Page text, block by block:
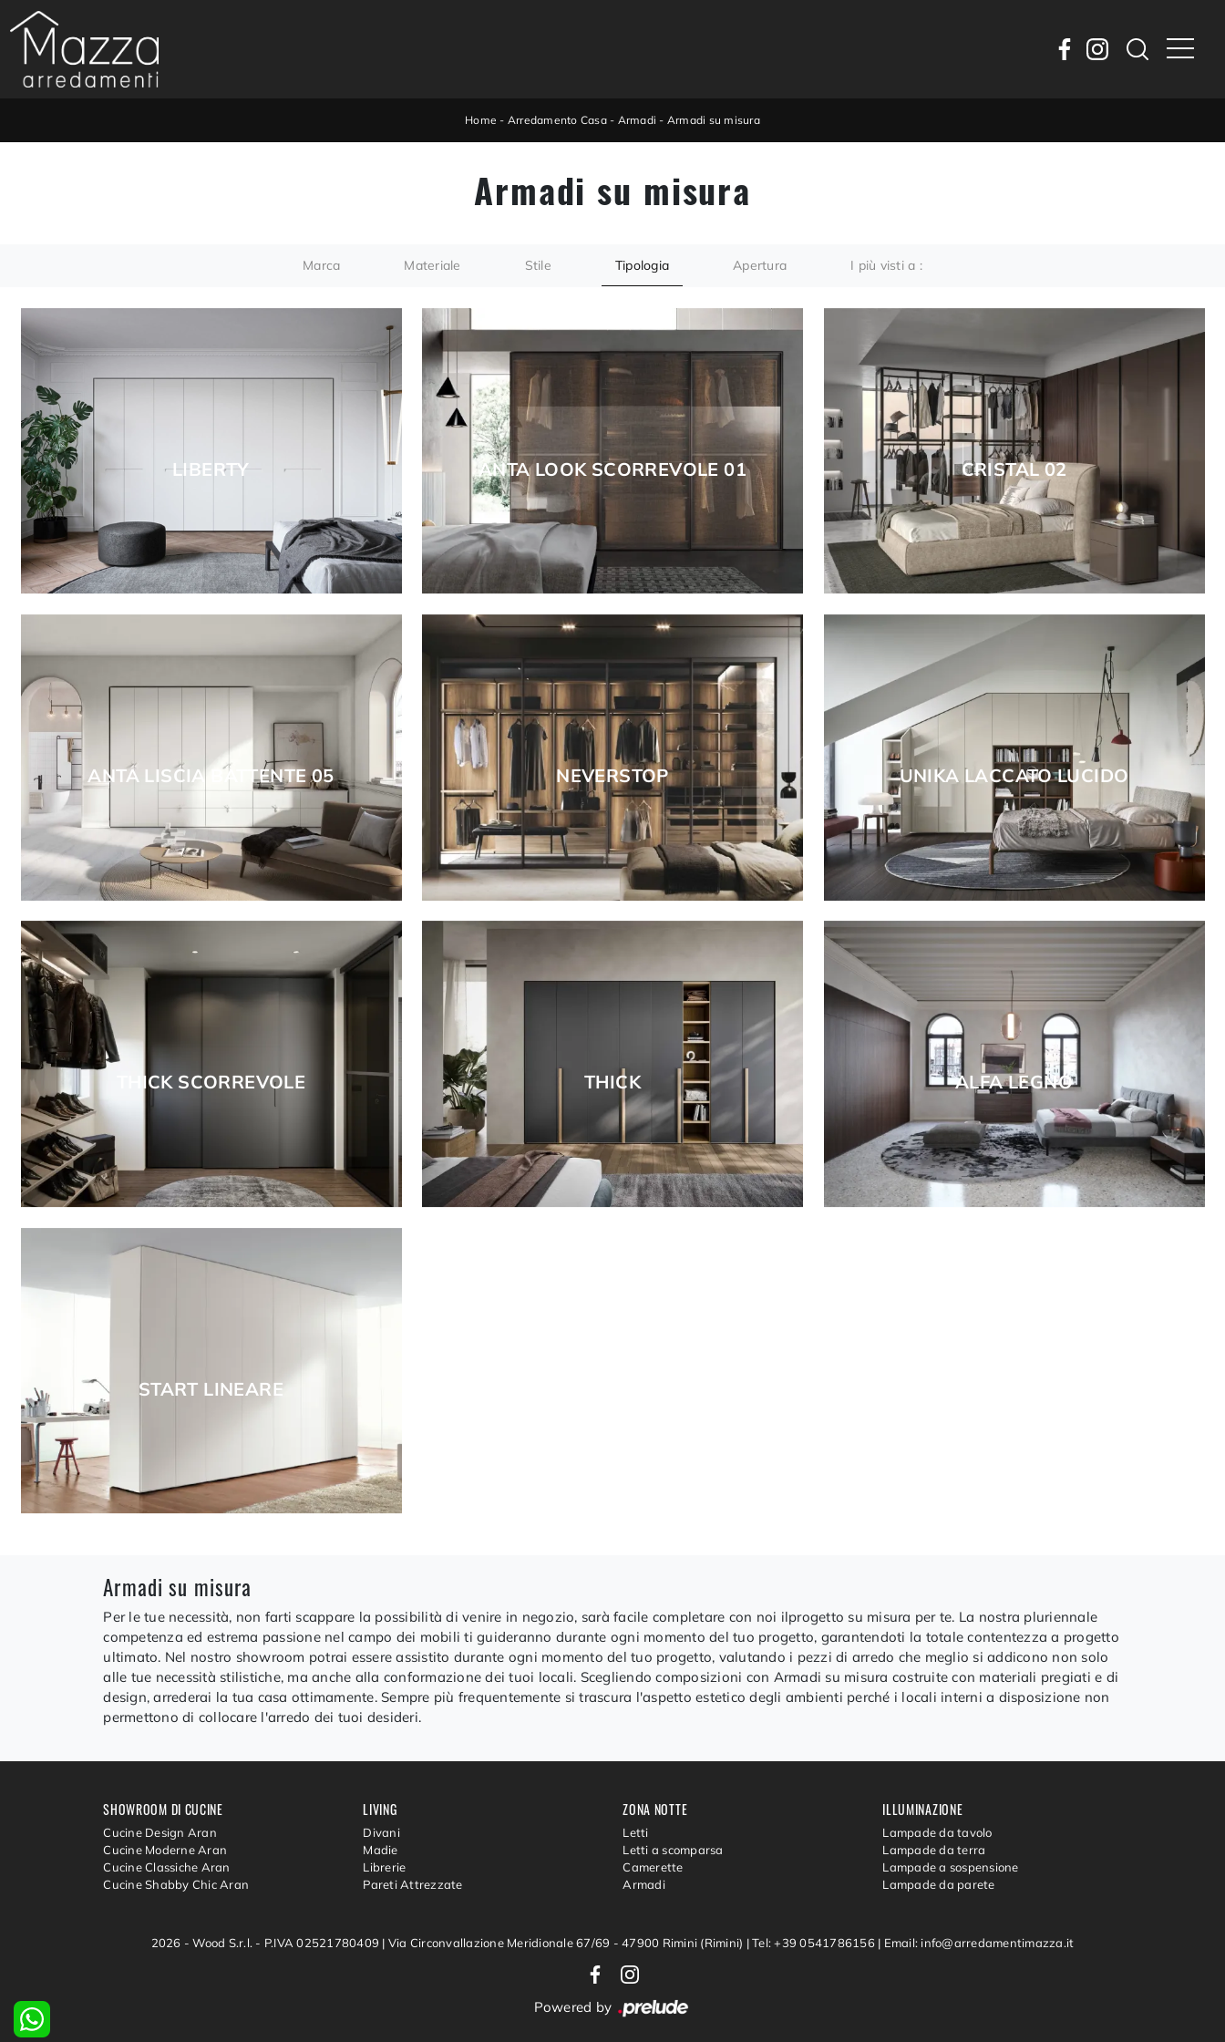
Home - Arredamento Casa- Armadi - Armadi su misura
Armadi su misura
Marca Materiale Stile Tipologia Apertura I più visti a :
LIBERTY ANTA LOOK SCORREVOLE 01 CRISTAL 02
ANTA LISCIA BATTENTE 05 NEVERSTOP UNIKA LACCATO LUCIDO
THICK SCORREVOLE THICK ALFA LEGNO
START LINEARE
Armadi su misura
Per le tue necessità, non farti scappare la possibilità di venire in negozio, sarà facile completare con noi ilprogetto su misura per te. La nostra pluriennale
competenza ed estrema passione nel campo dei mobili ti guideranno durante ogni momento del tuo progetto, garantendoti la totale contentezza a progetto
ultimato. Nel nostro showroom potrai essere assistito durante ogni momento del tuo progetto, valutando i pezzi di arredo che meglio si addicono non solo
alle tue necessità stilistiche, ma anche alla conformazione dei tuoi locali. Scegliendo composizioni con Armadi su misura costruite con materiali pregiati e di
design, arrederai la tua casa ottimamente. Sempre più frequentemente si trascura l'aspetto estetico degli ambienti perché i locali interni a disposizione non
permettono di collocare l'arredo dei tuoi desideri.
SHOWROOM DI CUCINE
Cucine Design Aran
Cucine Moderne Aran
Cucine Classiche Aran
Cucine Shabby Chic Aran
LIVING
Divani
Madie
Librerie
Pareti Attrezzate
ZONA NOTTE
Letti
Letti a scomparsa
Camerette
Armadi
ILLUMINAZIONE
Lampade da tavolo
Lampade da terra
Lampade a sospensione
Lampade da parete
2026 - Wood S.r.l. - P.IVA 02521780409 | Via Circonvallazione Meridionale 67/69 - 47900 Rimini (Rimini) |Tel: +39 0541786156 | Email: info@arredamentimazza.it
Powered by